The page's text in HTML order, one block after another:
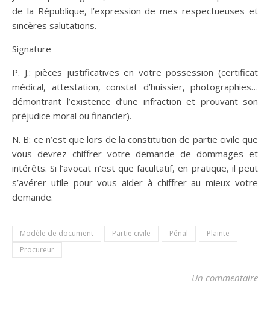
de la République, l’expression de mes respectueuses et
sincères salutations.
Signature
P. J.: pièces justificatives en votre possession (certificat
médical, attestation, constat d’huissier, photographies…
démontrant l’existence d’une infraction et prouvant son
préjudice moral ou financier).
N. B: ce n’est que lors de la constitution de partie civile que
vous devrez chiffrer votre demande de dommages et
intérêts. Si l’avocat n’est que facultatif, en pratique, il peut
s’avérer utile pour vous aider à chiffrer au mieux votre
demande.
Modèle de document Partie civile Pénal
Plainte
Procureur
Un commentaire